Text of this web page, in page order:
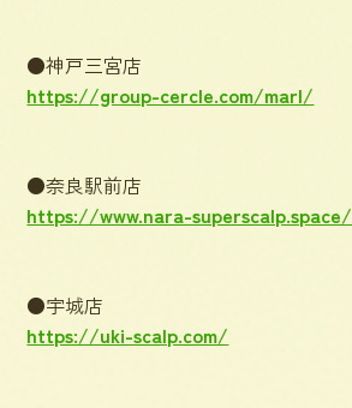
●神戸三宮店
https://group-cercle.com/marl/
●奈良駅前店
https://www.nara-superscalp.space/
●宇城店
https://uki-scalp.com/